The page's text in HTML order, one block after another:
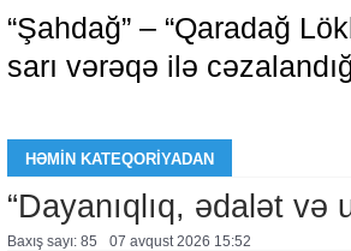
“Şahdağ” – “Qaradağ
sarı vərəqə ilə
HƏMIN KATEQORIYADAN
“Dayanıqlıq, ədalət
Baxış sayı: 85 07 avqust 2026 15:52